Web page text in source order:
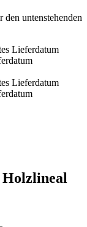
untenstehenden
Lieferdatum
Lieferdatum